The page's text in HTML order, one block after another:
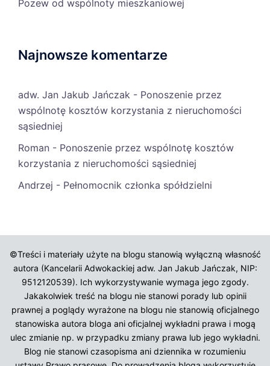
Pozew od wspólnoty mieszkaniowej
Najnowsze komentarze
adw. Jan Jakub Jańczak - Ponoszenie przez
wspólnotę kosztów korzystania z nieruchomości
sąsiedniej
Roman - Ponoszenie przez wspólnotę kosztów
korzystania z nieruchomości sąsiedniej
Andrzej - Pełnomocnik członka spółdzielni
©Treści i materiały użyte na blogu stanowią wyłączną własność
autora (Kancelarii Adwokackiej adw. Jan Jakub Jańczak, NIP:
9512120539). Ich wykorzystywanie wymaga jego zgody.
Jakakolwiek treść na blogu nie stanowi porady lub opinii
prawnej a poglądy wyrażone na blogu nie stanowią oficjalnego
stanowiska autora bloga ani oficjalnej wykładni prawa i mogą
ulec zmianie np. w przypadku zmiany prawa lub jego wykładni.
Blog nie stanowi czasopisma ani dziennika w rozumieniu